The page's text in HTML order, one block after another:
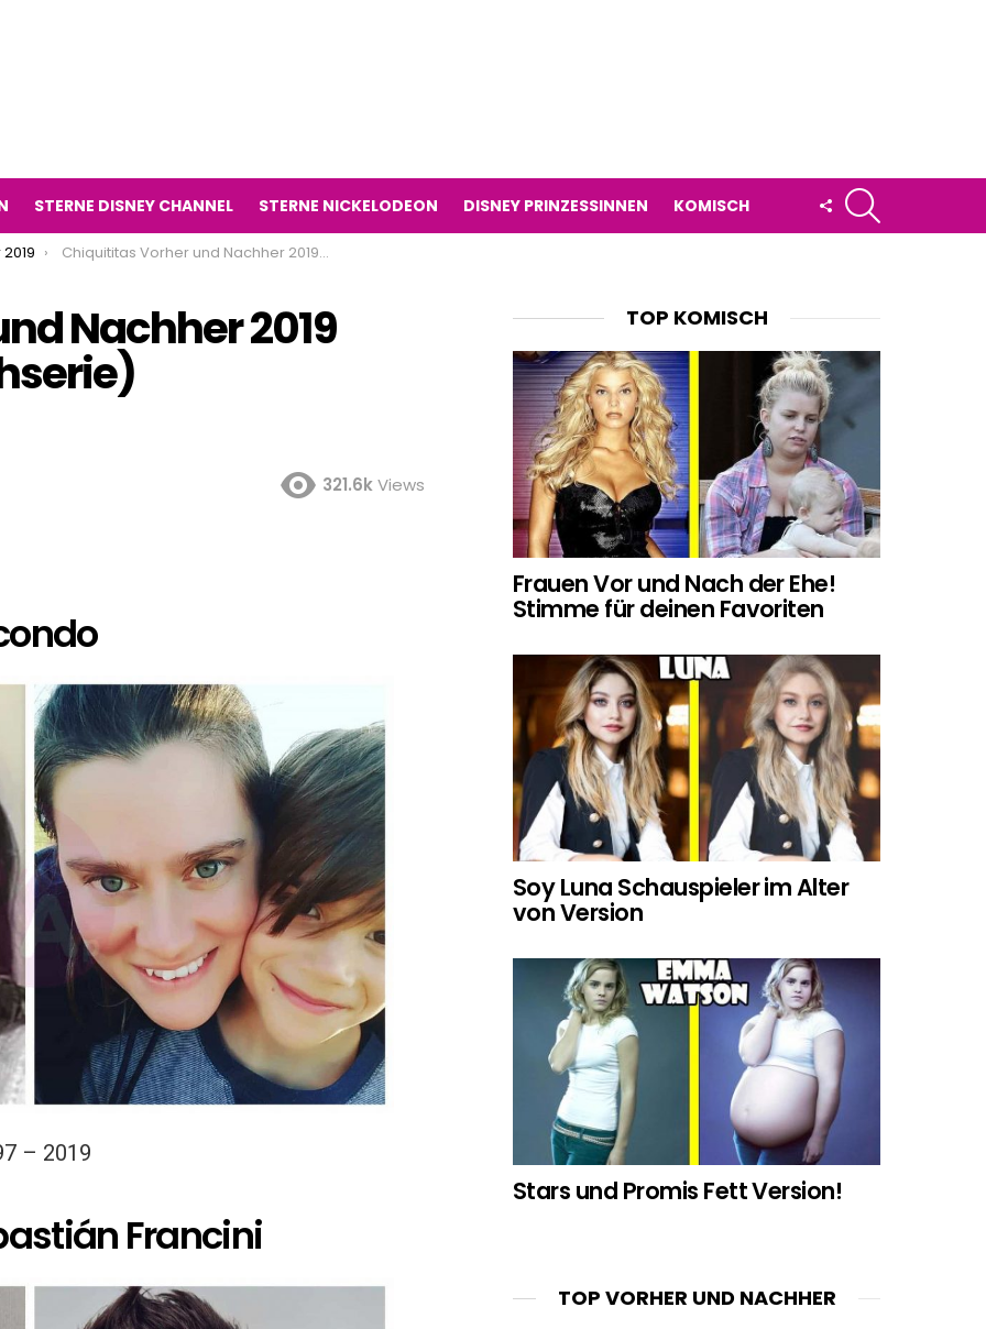
STERNE DISNEY CHANNEL STERNE NICKELODEON DISNEY PRINZESSINNEN KOMISCH
FOLLOW
US
Chiquititas Vorher und Nachher 2019 (Chiquititas Fernsehserie)
Nachher 2019
321.6kViews
– 2019
Francini
TOP KOMISCH
Frauen Vor und Nach der Ehe!
Stimme für deinen Favoriten
Soy Luna Schauspieler im Alter
von Version
Stars und Promis Fett Version!
TOP VORHER UND NACHHER